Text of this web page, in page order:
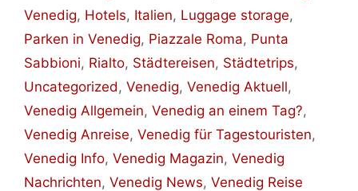
Venedig, Hotels, Italien, Luggage storage,
Parken in Venedig, Piazzale Roma, Punta
Sabbioni, Rialto, Städtereisen, Städtetrips,
Uncategorized , Venedig, Venedig Aktuell,
Venedig Allgemein, Venedig an einem Tag?,
Venedig Anreise, Venedig für Tagestouristen,
Venedig Info, Venedig Magazin, Venedig
Nachrichten, Venedig News, Venedig Reise